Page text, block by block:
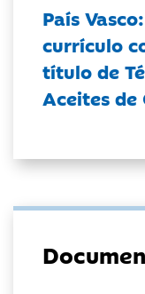
País
currículo
título de
Aceites de